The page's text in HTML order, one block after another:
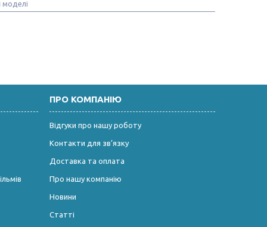
ПРО КОМПАНІЮ
Відгуки про нашу роботу
Контакти для зв’язку
Доставка та оплата
Про нашу компанію
Новини
Статті